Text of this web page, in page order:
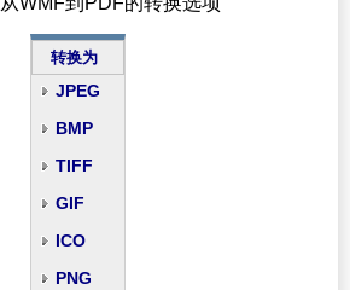
转换为
JPEG
BMP
TIFF
GIF
ICO
PNG